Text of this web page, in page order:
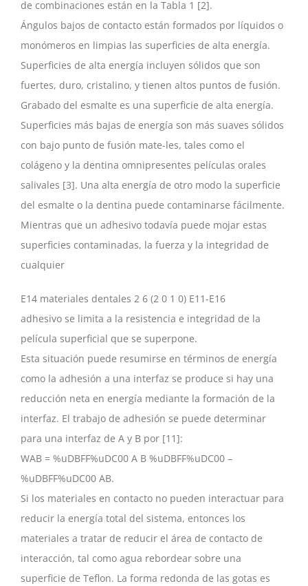
de combinaciones están en la Tabla 1 [2].
Ángulos bajos de contacto están formados por líquidos o
monómeros en limpias las superficies de alta energía.
Superficies de alta energía incluyen sólidos que son
fuertes, duro, cristalino, y tienen altos puntos de fusión.
Grabado del esmalte es una superficie de alta energía.
Superficies más bajas de energía son más suaves sólidos
con bajo punto de fusión mate-les, tales como el
colágeno y la dentina omnipresentes películas orales
salivales [3]. Una alta energía de otro modo la superficie
del esmalte o la dentina puede contaminarse fácilmente.
Mientras que un adhesivo todavía puede mojar estas
superficies contaminadas, la fuerza y la integridad de
cualquier
E14 materiales dentales 2 6 (2 0 1 0) E11-E16
adhesivo se limita a la resistencia e integridad de la
película superficial que se superpone.
Esta situación puede resumirse en términos de energía
como la adhesión a una interfaz se produce si hay una
reducción neta en energía mediante la formación de la
interfaz. El trabajo de adhesión se puede determinar
para una interfaz de A y B por [11]:
WAB = %uDBFF%uDC00 A B %uDBFF%uDC00 –
%uDBFF%uDC00 AB.
Si los materiales en contacto no pueden interactuar para
reducir la energía total del sistema, entonces los
materiales a tratar de reducir el área de contacto de
interacción, tal como agua rebordear sobre una
superficie de Teflon. La forma redonda de las gotas es